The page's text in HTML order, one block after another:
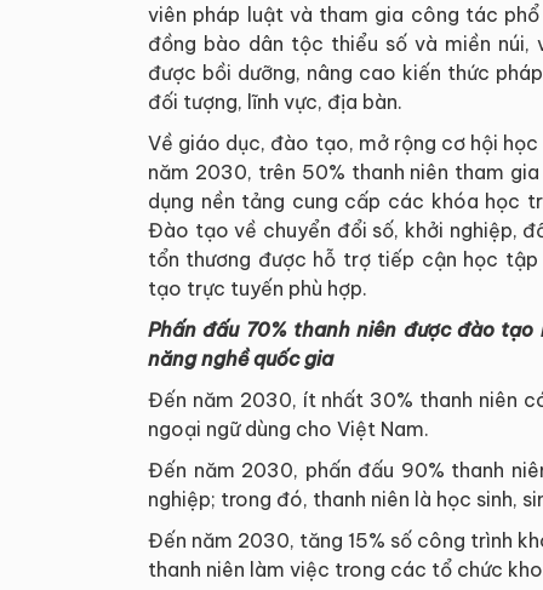
viên pháp luật và tham gia công tác
đồng bào dân tộc thiểu số và miền
được bồi dưỡng, nâng cao kiến thức
đối tượng, lĩnh vực, địa bàn.
Về giáo dục, đào tạo, mở rộng cơ hội
năm 2030, trên 50% thanh niên tham
dụng nền tảng cung cấp các khóa học
Đào tạo về chuyển đổi số, khởi nghiệp,
tổn thương được hỗ trợ tiếp cận học
tạo trực tuyến phù hợp.
Phấn đấu 70% thanh niên được đào
năng nghề quốc gia
Đến năm 2030, ít nhất 30% thanh niên
ngoại ngữ dùng cho Việt Nam.
Đến năm 2030, phấn đấu 90% thanh
nghiệp; trong đó, thanh niên là học sinh,
Đến năm 2030, tăng 15% số công trình
thanh niên làm việc trong các tổ chức